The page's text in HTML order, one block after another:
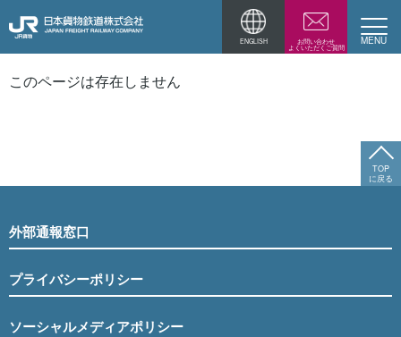
ENGLISH お問い合わせ
よくいただくご質問
このページは存在しません
TOP
に戻る
外部通報窓口
プライバシーポリシー
ソーシャルメディアポリシー